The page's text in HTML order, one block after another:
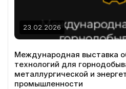
23.02.2026
Международная выставка
технологий для
металлургической и
промышленности